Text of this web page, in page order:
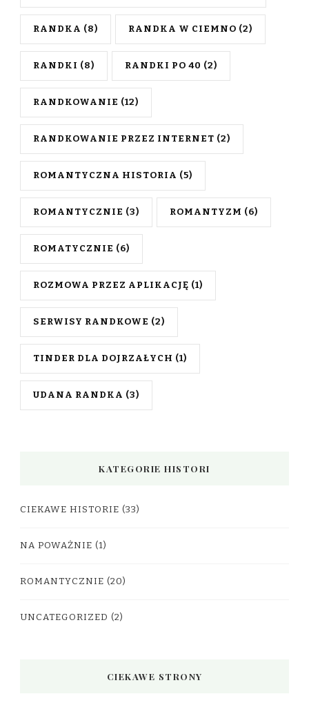
RANDKA (8) RANDKA W CIEMNO (2)
RANDKI (8) RANDKI PO 40 (2)
RANDKOWANIE (12)
RANDKOWANIE PRZEZ INTERNET (2)
ROMANTYCZNA HISTORIA (5)
ROMANTYCZNIE (3) ROMANTYZM (6)
ROMATYCZNIE (6)
ROZMOWA PRZEZ APLIKACJĘ (1)
SERWISY RANDKOWE (2)
TINDER DLA DOJRZAŁYCH (1)
UDANA RANDKA (3)
KATEGORIE HISTORI
CIEKAWE HISTORIE (33)
NA POWAŻNIE (1)
ROMANTYCZNIE (20)
UNCATEGORIZED (2)
CIEKAWE STRONY